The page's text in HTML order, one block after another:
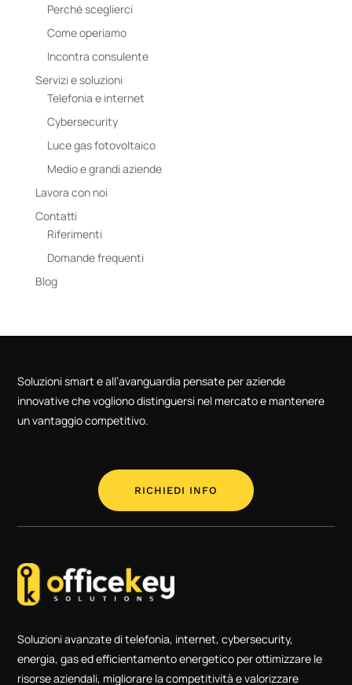
Perché sceglierci
Come operiamo
Incontra consulente
Servizi e soluzioni
Telefonia e internet
Cybersecurity
Luce gas fotovoltaico
Medio e grandi aziende
Lavora con noi
Contatti
Riferimenti
Domande frequenti
Blog
Soluzioni smart e all’avanguardia pensate per aziende
innovative che vogliono distinguersi nel mercato e mantenere
un vantaggio competitivo.
RICHIEDI INFO
Soluzioni avanzate di telefonia, internet, cybersecurity,
energia, gas ed efficientamento energetico per ottimizzare le
risorse aziendali, migliorare la competitività e valorizzare